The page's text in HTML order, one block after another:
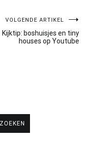
VOLGENDE ARTIKEL
Kijktip: boshuisjes en tiny
houses op Youtube